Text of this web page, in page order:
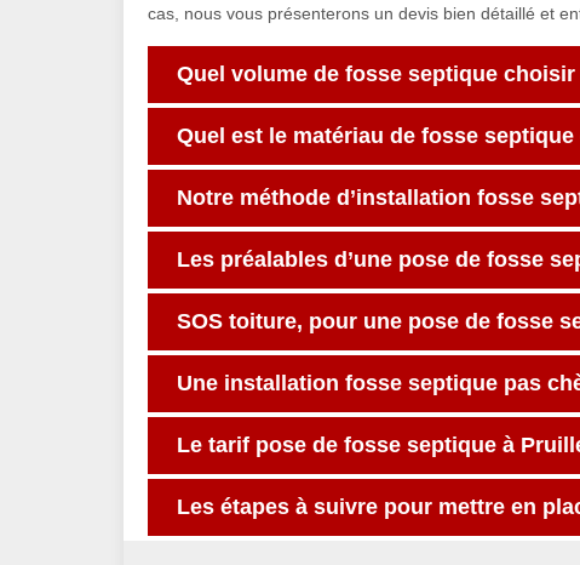
cas, nous vous présenterons un devis bien détaillé et
Quel volume de fosse septique choisir
Quel est le matériau de fosse
Notre méthode d’installation fosse
Les préalables d’une pose de fosse
SOS toiture, pour une pose de fosse
Une installation fosse septique pas
Le tarif pose de fosse septique à
Les étapes à suivre pour mettre en